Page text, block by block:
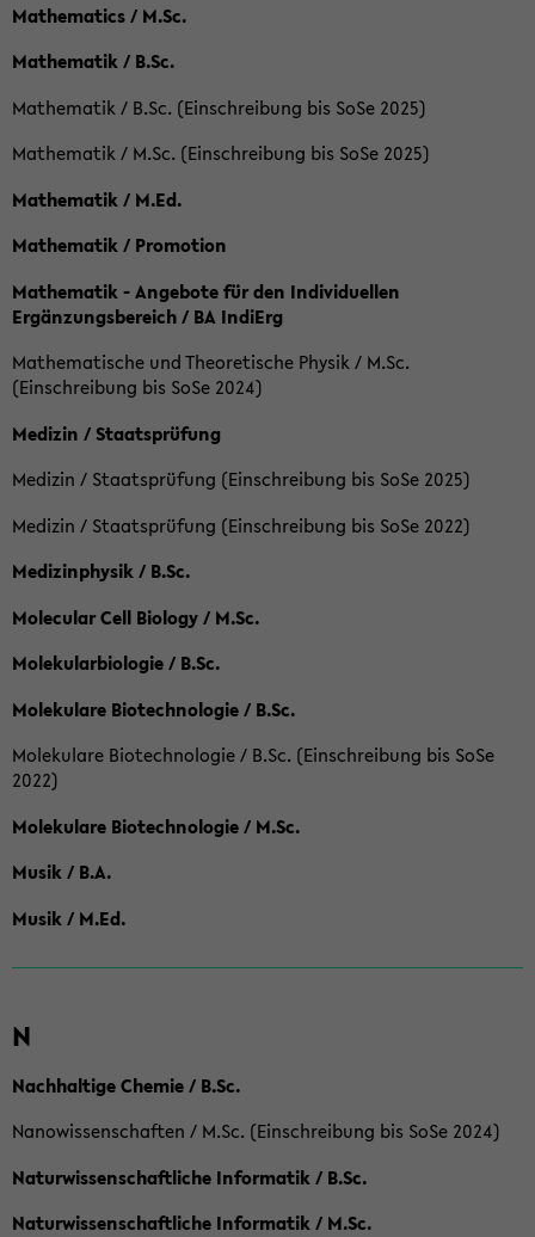
Mathematics / M.Sc.
Mathematik / B.Sc.
Mathematik / B.Sc. (Einschreibung bis SoSe 2025)
Mathematik / M.Sc. (Einschreibung bis SoSe 2025)
Mathematik / M.Ed.
Mathematik / Promotion
Mathematik - Angebote für den Individuellen
Ergänzungsbereich / BA IndiErg
Mathematische und Theoretische Physik / M.Sc.
(Einschreibung bis SoSe 2024)
Medizin / Staatsprüfung
Medizin / Staatsprüfung (Einschreibung bis SoSe 2025)
Medizin / Staatsprüfung (Einschreibung bis SoSe 2022)
Medizinphysik / B.Sc.
Molecular Cell Biology / M.Sc.
Molekularbiologie / B.Sc.
Molekulare Biotechnologie / B.Sc.
Molekulare Biotechnologie / B.Sc. (Einschreibung bis SoSe
2022)
Molekulare Biotechnologie / M.Sc.
Musik / B.A.
Musik / M.Ed.
N
Nachhaltige Chemie / B.Sc.
Nanowissenschaften / M.Sc. (Einschreibung bis SoSe 2024)
Naturwissenschaftliche Informatik / B.Sc.
Naturwissenschaftliche Informatik / M.Sc.